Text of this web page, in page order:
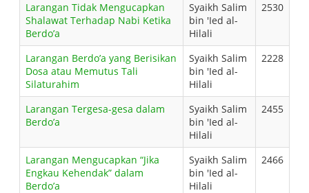
Larangan Tidak Mengucapkan
Shalawat Terhadap Nabi Ketika
Berdo’a
Syaikh Salim
bin 'Ied al-
Hilali
2530
Larangan Berdo’a yang Berisikan
Dosa atau Memutus Tali
Silaturahim
Syaikh Salim
bin 'Ied al-
Hilali
2228
Larangan Tergesa-gesa dalam
Berdo’a
Syaikh Salim
bin 'Ied al-
Hilali
2455
Larangan Mengucapkan “Jika
Engkau Kehendak” dalam
Berdo’a
Syaikh Salim
bin 'Ied al-
Hilali
2466